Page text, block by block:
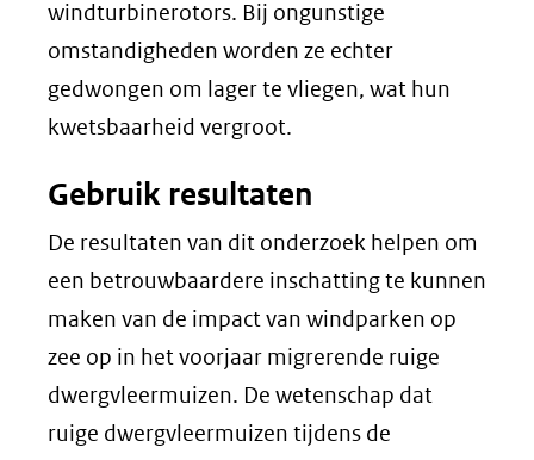
windturbinerotors. Bij ongunstige
omstandigheden worden ze echter
gedwongen om lager te vliegen, wat hun
kwetsbaarheid vergroot.
Gebruik resultaten
De resultaten van dit onderzoek helpen om
een betrouwbaardere inschatting te kunnen
maken van de impact van windparken op
zee op in het voorjaar migrerende ruige
dwergvleermuizen. De wetenschap dat
ruige dwergvleermuizen tijdens de